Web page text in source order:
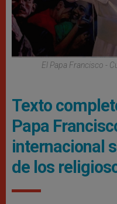
El Papa Francisco -
Texto
Papa
internacional
de los